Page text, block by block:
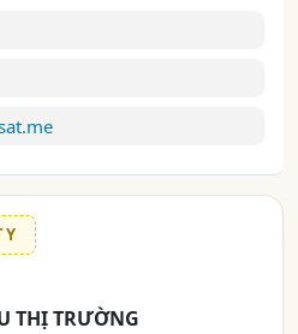
THỊ TRƯỜNG